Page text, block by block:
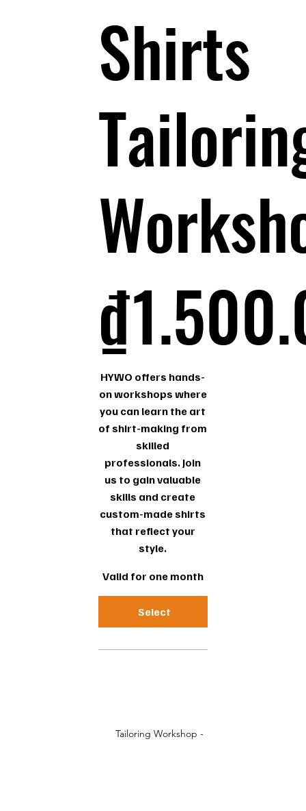
Shirts
₫
HYWO offers hands-
on workshops where
you can learn the art
of shirt-making from
skilled
professionals. Join
us to gain valuable
skills and create
custom-made shirts
that reflect your
style.
Valid for one month
Select
Tailoring Workshop -